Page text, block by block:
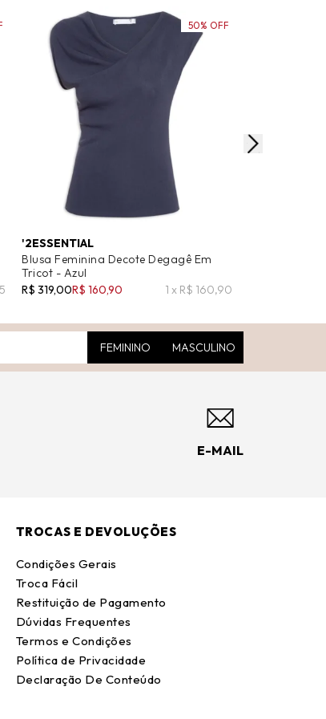
'2ESSENTIAL
Blusa Feminina Decote Degagê Em
Tricot - Azul
R$ 319,00R$ 160,90 1 x R$ 160,90
50% OFF
FEMININO MASCULINO
E-MAIL
TROCAS E DEVOLUÇÕES
Condições Gerais
Troca Fácil
Restituição de Pagamento
Dúvidas Frequentes
Termos e Condições
Política de Privacidade
Declaração De Conteúdo